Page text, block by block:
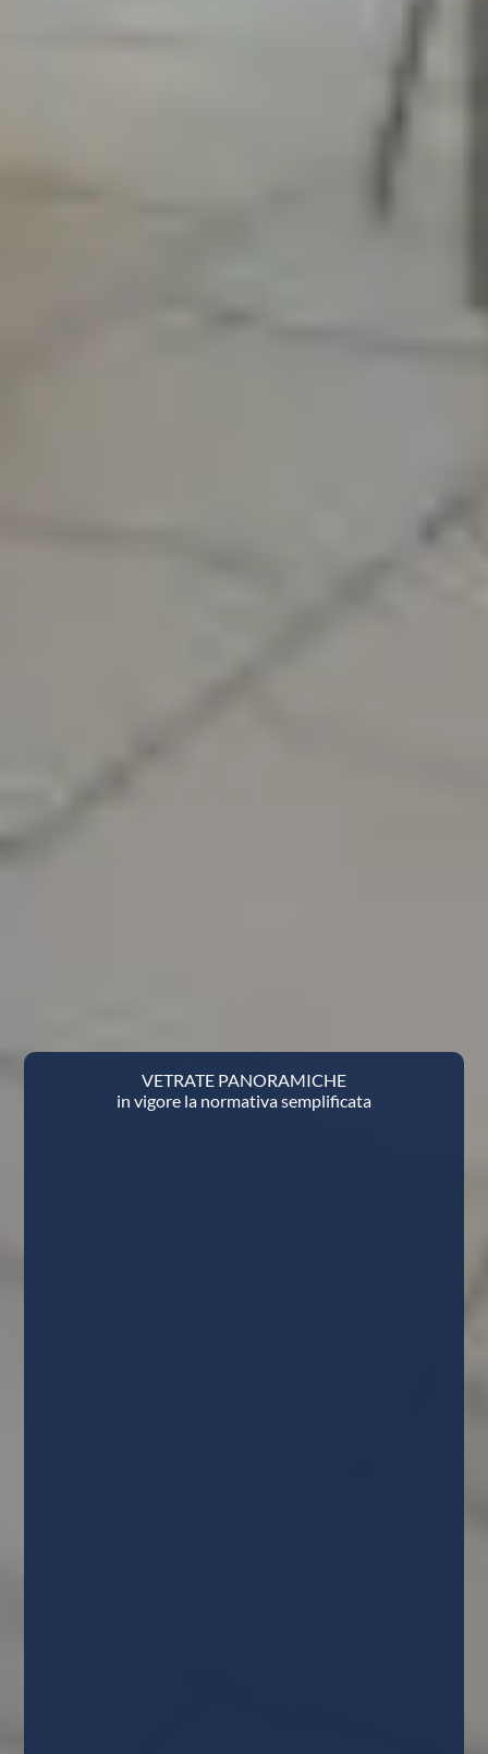
VETRATE PANORAMICHE
in vigore la normativa semplificata